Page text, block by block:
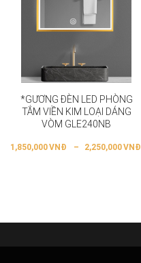
*GƯƠNG ĐÈN LED PHÒNG
TẮM VIỀN KIM LOẠI DÁNG
VÒM GLE240NB
1,850,000VNĐ – 2,250,000VNĐ